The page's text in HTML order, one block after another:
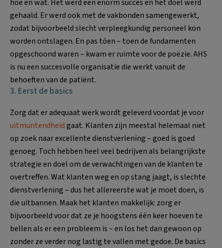
hoe en wat. Het werd een enorm succes en het doel werd
gehaald. Er werd ook met de vakbonden samengewerkt,
zodat bijvoorbeeld slecht verpleegkundig personeel kon
worden ontslagen. En pas tóen – toen de fundamenten
opgeschoond waren – kwam er ruimte voor de poëzie. AHS
is nu een succesvolle organisatie die werkt vanuit de
behoeften van de patiënt.
3. Eerst de basics
Zorg dat er adequaat werk wordt geleverd voordat je voor
uitmuntendheidgaat. Klanten zijn meestal helemaal niet
op zoek naar excellente dienstverlening – goed is goed
genoeg. Toch hebben heel veel bedrijven als belangrijkste
strategie en doel om de verwachtingen van de klanten te
overtreffen. Wat klanten weg en op stang jaagt, is slechte
dienstverlening – dus het allereerste wat je moet doen, is
die uitbannen. Maak het klanten makkelijk: zorg er
bijvoorbeeld voor dat ze je hoogstens één keer hoeven te
bellen als er een probleem is – en los het dan gewoon op
zonder ze verder nog lastig te vallen met gedoe. De basics